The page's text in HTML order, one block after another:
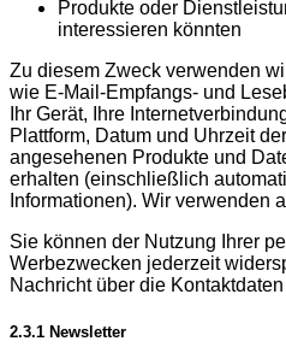
Produkte oder
interessieren könnten
Zu diesem Zweck verwenden
wie E-Mail-Empfangs- und
Ihr Gerät, Ihre
Plattform, Datum und Uhrzeit
angesehenen Produkte und
erhalten (einschließlich
Informationen). Wir verwenden
Sie können der Nutzung Ihrer
Werbezwecken jederzeit
Nachricht über die
2.3.1 Newsletter